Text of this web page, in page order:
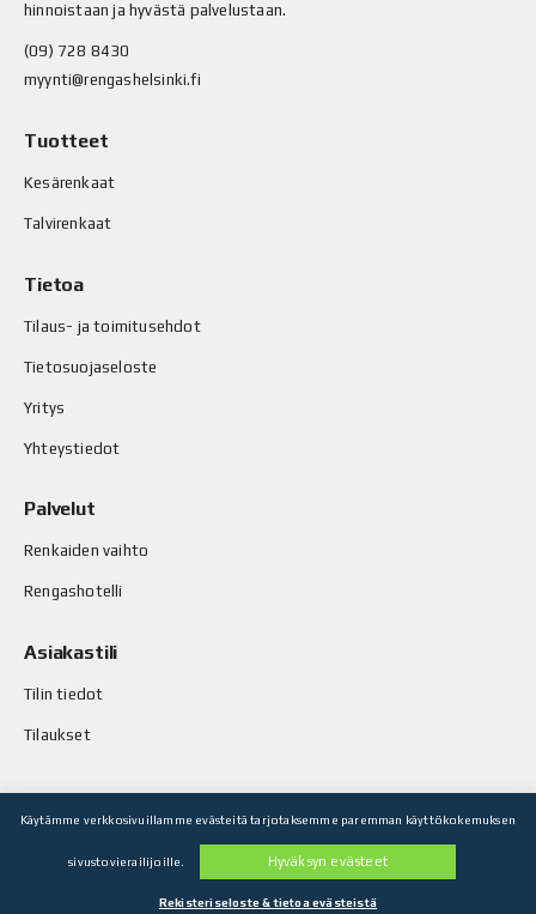
hinnoistaan ja hyvästä palvelustaan.
(09) 728 8430
myynti@rengashelsinki.fi
Tuotteet
Kesärenkaat
Talvirenkaat
Tietoa
Tilaus- ja toimitusehdot
Tietosuojaseloste
Yritys
Yhteystiedot
Palvelut
Renkaiden vaihto
Rengashotelli
Asiakastili
Tilin tiedot
Tilaukset
© Stop-Rust Oy. Kaikki oikeudet pidätetään.
Käytämme verkkosivuillamme evästeitä tarjotaksemme paremman käyttökokemuksen
sivustovierailijoille. Hyväksyn evästeet
Rekisteriseloste & tietoa evästeistä